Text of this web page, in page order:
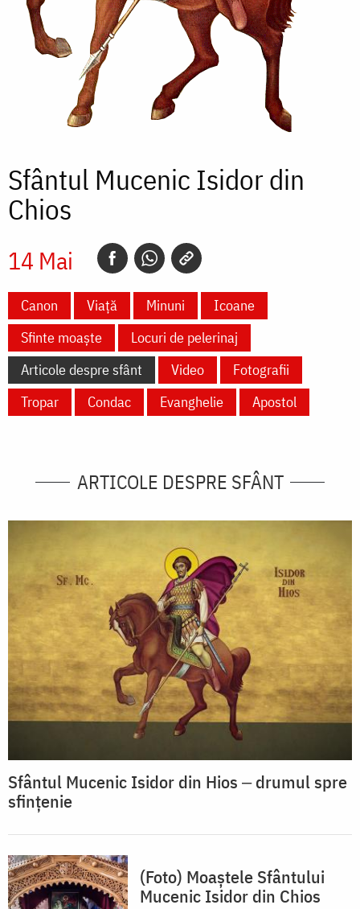
Sfântul Mucenic Isidor din
Chios
14 Mai
Canon Viață Minuni
Icoane
Sfinte moaște
Locuri de pelerinaj
Articole despre sfânt
Video
Fotografii
Tropar
Condac Evanghelie Apostol
ARTICOLE DESPRE SFÂNT
Sfântul Mucenic Isidor din Hios ‒ drumul spre
sfințenie
(Foto) Moaștele Sfântului
Mucenic Isidor din Chios